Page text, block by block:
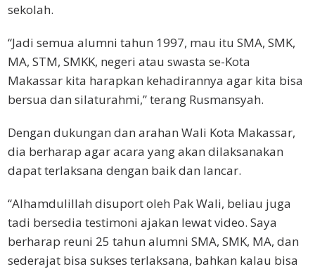
sekolah.
“Jadi semua alumni tahun 1997, mau itu SMA, SMK,
MA, STM, SMKK, negeri atau swasta se-Kota
Makassar kita harapkan kehadirannya agar kita bisa
bersua dan silaturahmi,” terang Rusmansyah.
Dengan dukungan dan arahan Wali Kota Makassar,
dia berharap agar acara yang akan dilaksanakan
dapat terlaksana dengan baik dan lancar.
“Alhamdulillah disuport oleh Pak Wali, beliau juga
tadi bersedia testimoni ajakan lewat video. Saya
berharap reuni 25 tahun alumni SMA, SMK, MA, dan
sederajat bisa sukses terlaksana, bahkan kalau bisa